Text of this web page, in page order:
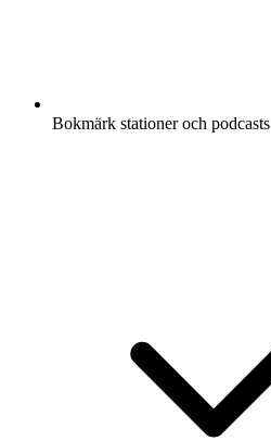
Bokmärk stationer och podcasts